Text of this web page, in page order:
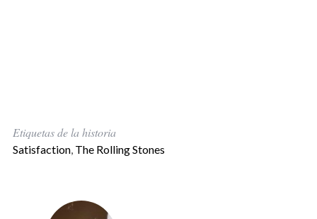
Etiquetas de la historia
Satisfaction, The Rolling Stones